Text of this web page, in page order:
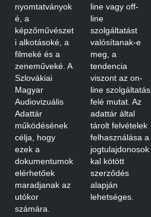
nyomtatványok
é, a
képzőművészet
i alkotásoké, a
filmeké és a
zeneműveké. A
Szlovákiai
Magyar
Audiovizuális
Adattár
működésének
célja, hogy
ezek a
dokumentumok
elérhetőek
maradjanak az
utókor
számára.
line vagy off-
line
szolgáltatást
valósítanak-e
meg, a
tendencia
viszont az on-
line szolgáltatás
felé mutat. Az
adattár által
tárolt felvételek
felhasználása a
jogtulajdonosok
kal kötött
szerződés
alapján
lehetséges.